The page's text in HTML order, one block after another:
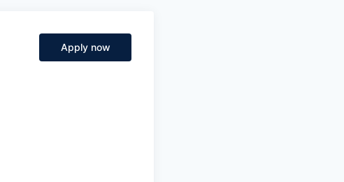
Apply now